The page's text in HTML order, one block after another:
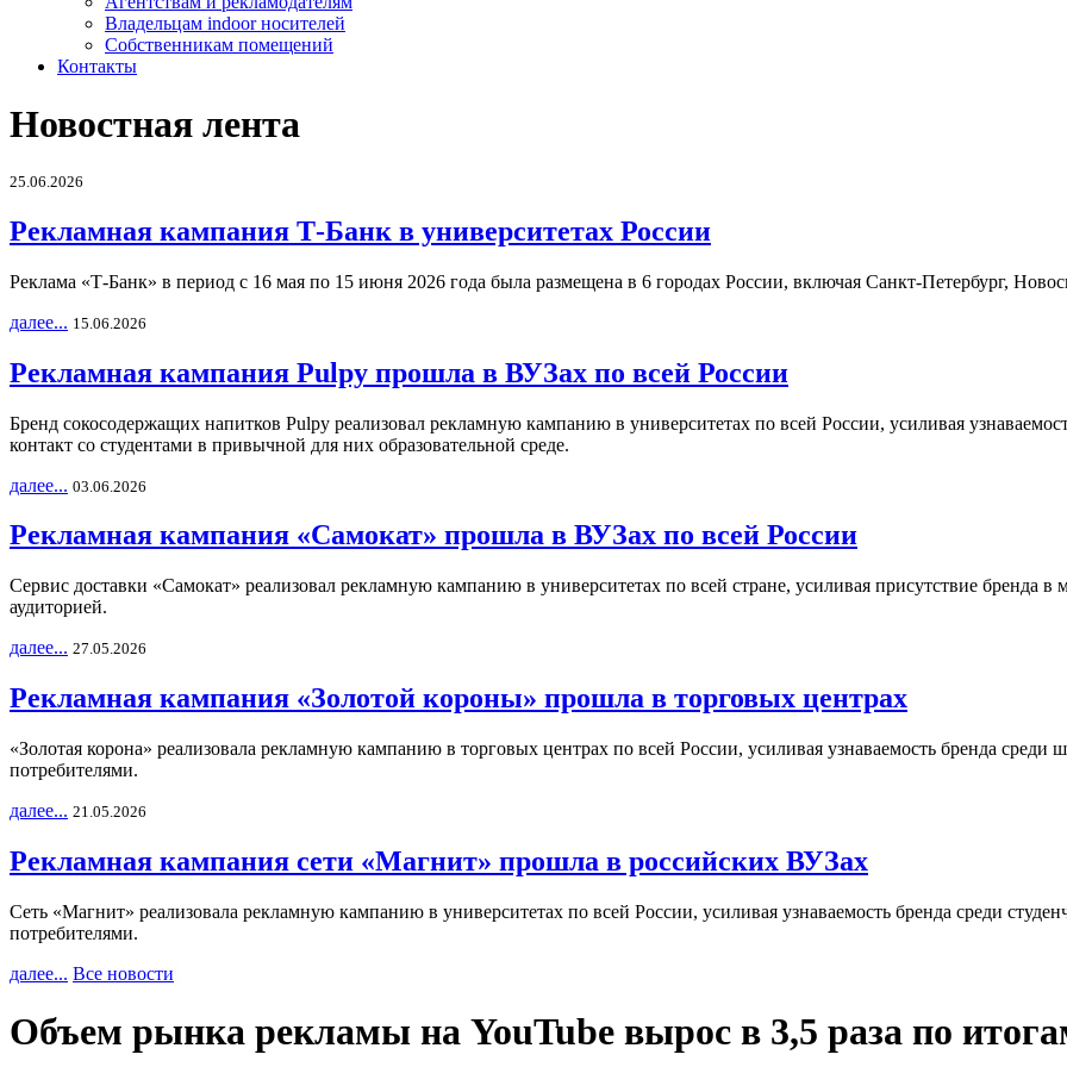
Владельцам indoor носителей
Собственникам помещений
Контакты
Новостная лента
25.06.2026
Рекламная кампания Т-Банк в университетах России
Реклама «Т-Банк» в период с 16 мая по 15 июня 2026 года была размещена в 6 городах России, включая Санкт-Петербург,
далее... 15.06.2026
Рекламная кампания Pulpy прошла в ВУЗах по всей России
Бренд сокосодержащих напитков Pulpy реализовал рекламную кампанию в университетах по всей России, усиливая
контакт со студентами в привычной для них образовательной среде.
далее... 03.06.2026
Рекламная кампания «Самокат» прошла в ВУЗах по всей России
Сервис доставки «Самокат» реализовал рекламную кампанию в университетах по всей стране, усиливая присутствие бренда
аудиторией.
далее... 27.05.2026
Рекламная кампания «Золотой короны» прошла в торговых центрах
«Золотая корона» реализовала рекламную кампанию в торговых центрах по всей России, усиливая узнаваемость бренда среди
потребителями.
далее... 21.05.2026
Рекламная кампания сети «Магнит» прошла в российских ВУЗах
Сеть «Магнит» реализовала рекламную кампанию в университетах по всей России, усиливая узнаваемость бренда среди
потребителями.
далее... Все новости
Объем рынка рекламы на YouTube вырос в 3,5 раза по